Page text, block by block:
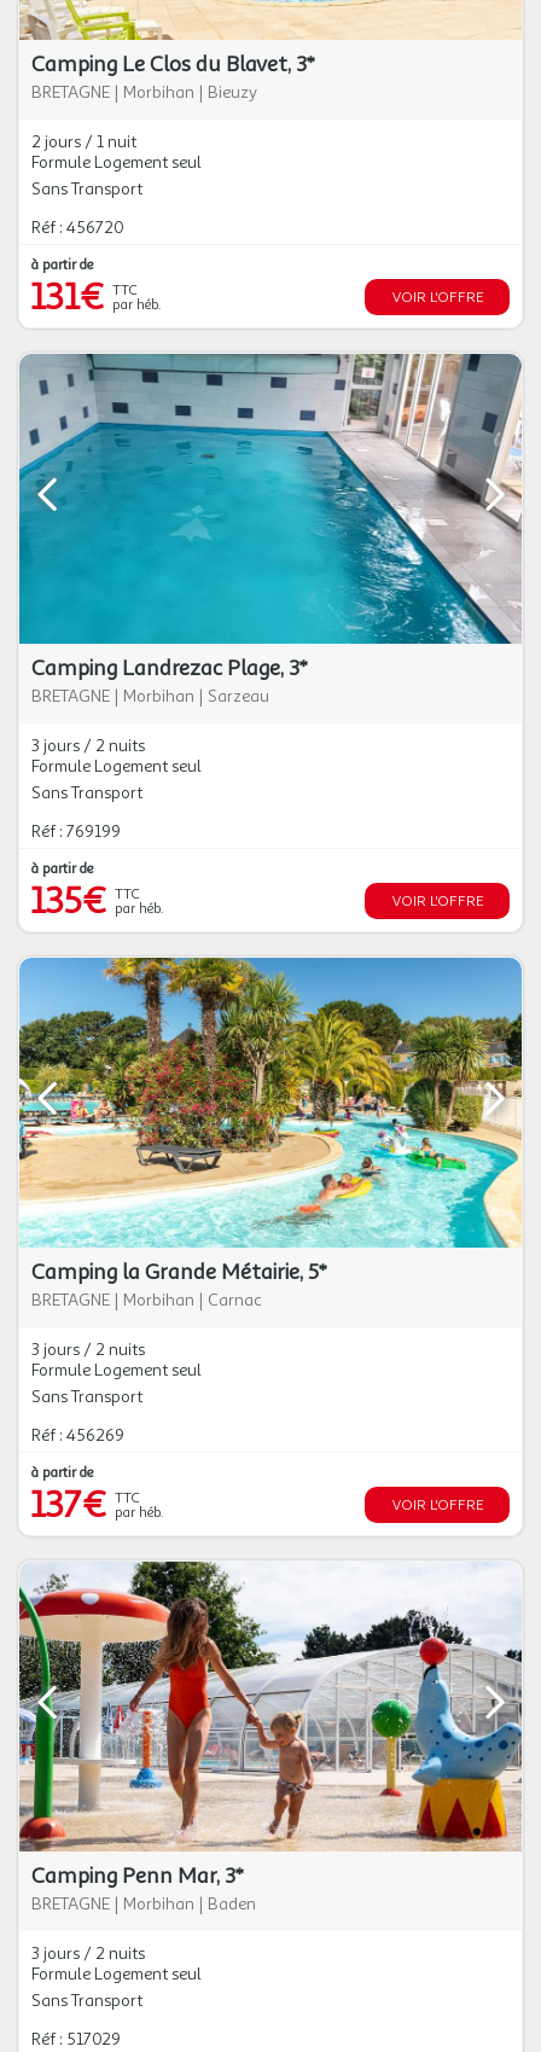
Camping Le Clos du Blavet, 3*
BRETAGNE | Morbihan | Bieuzy
2 jours / 1 nuit
Formule Logement seul
Sans Transport
Réf : 456720
à partir de
131€ TTC
par héb.
VOIR L'OFFRE
Camping Landrezac Plage, 3*
BRETAGNE | Morbihan | Sarzeau
3 jours / 2 nuits
Formule Logement seul
Sans Transport
Réf : 769199
à partir de
135€ TTC
par héb.
VOIR L'OFFRE
Camping la Grande Métairie, 5*
BRETAGNE | Morbihan | Carnac
3 jours / 2 nuits
Formule Logement seul
Sans Transport
Réf : 456269
à partir de
137€ TTC
par héb.
VOIR L'OFFRE
Camping Penn Mar, 3*
BRETAGNE | Morbihan | Baden
3 jours / 2 nuits
Formule Logement seul
Sans Transport
Réf : 517029